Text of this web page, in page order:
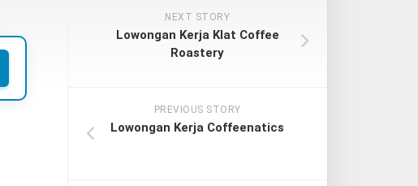
NEXT STORY
Lowongan Kerja Klat Coffee
Roastery
PREVIOUS STORY
Lowongan Kerja Coffeenatics